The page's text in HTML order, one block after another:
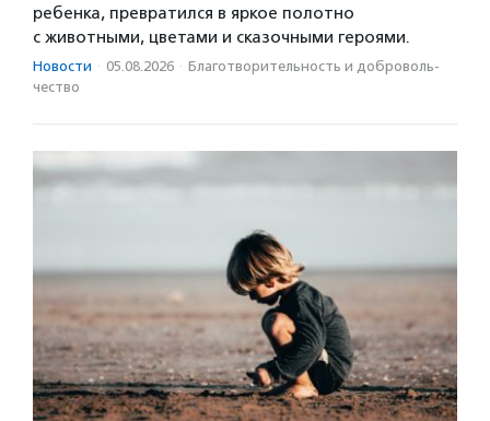
ребенка, превратился в яркое полотно
с животными, цветами и сказочными героями.
Новости · 05.08.2026 · Благотвори­тель­ность и доброволь­
чест­во